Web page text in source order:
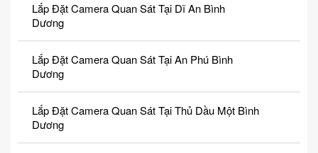
Lắp Đặt Camera Quan Sát Tại Dĩ An Bình
Dương
Lắp Đặt Camera Quan Sát Tại An Phú Bình
Dương
Lắp Đặt Camera Quan Sát Tại Thủ Dầu Một Bình
Dương